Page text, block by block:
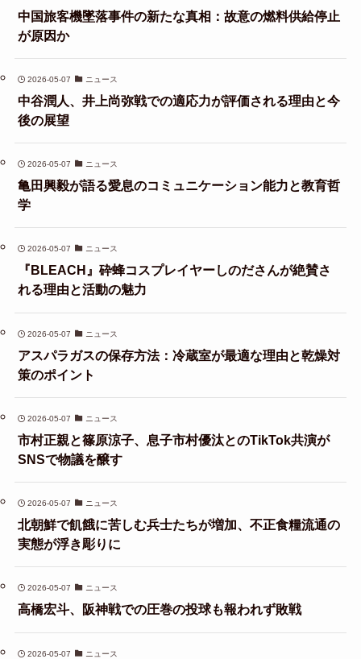
中国旅客機墜落事件の新たな真相：故意の燃料供給停止
が原因か
2026-05-07 ニュース
中谷潤人、井上尚弥戦での適応力が評価される理由と今
後の展望
2026-05-07 ニュース
亀田興毅が語る愛息のコミュニケーション能力と教育哲
学
2026-05-07 ニュース
『BLEACH』砕蜂コスプレイヤーしのださんが絶賛さ
れる理由と活動の魅力
2026-05-07 ニュース
アスパラガスの保存方法：冷蔵室が最適な理由と乾燥対
策のポイント
2026-05-07 ニュース
市村正親と篠原涼子、息子市村優汰とのTikTok共演が
SNSで物議を醸す
2026-05-07 ニュース
北朝鮮で飢餓に苦しむ兵士たちが増加、不正食糧流通の
実態が浮き彫りに
2026-05-07 ニュース
高橋宏斗、阪神戦での圧巻の投球も報われず敗戦
2026-05-07 ニュース